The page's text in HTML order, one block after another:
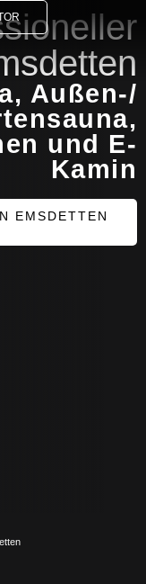
Außen-/
und E-
Kamin
EMSDETTEN